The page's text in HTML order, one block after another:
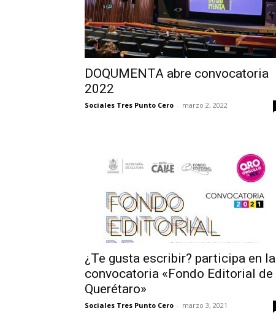
DOQUMENTA abre convocatoria
2022
Sociales Tres Punto Cero - marzo 2, 2022
¿Te gusta escribir? participa en la
convocatoria «Fondo Editorial de
Querétaro»
Sociales Tres Punto Cero - marzo 3, 2021